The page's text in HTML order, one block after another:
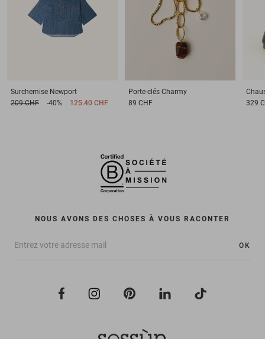
Surchemise Newport
209 CHF
-40% 125.40 CHF
Porte-clés Charmy
89 CHF
329
NOUS AVONS DES CHOSES À VOUS RACONTER
OK